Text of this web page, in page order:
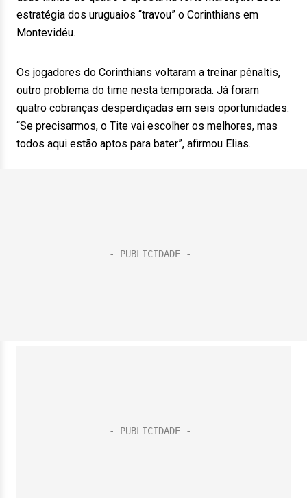
estratégia dos uruguaios “travou” o Corinthians em
Montevidéu.
Os jogadores do Corinthians voltaram a treinar pênaltis,
outro problema do time nesta temporada. Já foram
quatro cobranças desperdiçadas em seis oportunidades.
“Se precisarmos, o Tite vai escolher os melhores, mas
todos aqui estão aptos para bater”, afirmou Elias.